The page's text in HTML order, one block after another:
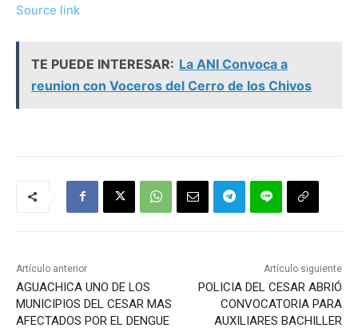
N
a
e
n
d
Source link
TE PUEDE INTERESAR: La ANI Convoca a
reunion con Voceros del Cerro de los Chivos
Artículo anterior
AGUACHICA UNO DE LOS
MUNICIPIOS DEL CESAR MAS
AFECTADOS POR EL DENGUE
Artículo siguiente
POLICIA DEL CESAR ABRIÓ
CONVOCATORIA PARA
AUXILIARES BACHILLER